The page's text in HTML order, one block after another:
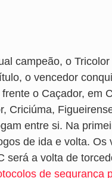
campeão, o
o vencedor
o Caçador, em
Criciúma,
entre si. Na
de ida e volta. Os
será a volta de
de segurança